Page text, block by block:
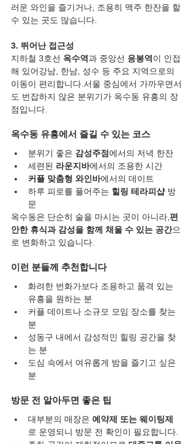
러운 와인을 즐기거나, 조용히 맥주 한잔을 할
수 있는 곳도 많습니다.
3. 뛰어난 접근성
지하철 3호선 옥수역과 중앙선 응봉역 이 인접
해 있어강남, 한남, 성수 등 주요 지역으로의
이동이 편리합니다.서울 중심에서 가까우면서
도 번잡하지 않은 분위기가 옥수동 유흥의 장
점입니다.
옥수동 유흥에서 즐길 수 있는 코스
분위기 좋은 감성주점에서의 저녁 한잔
세련된 라운지바에서의 조용한 시간
커플 맞춤형 와인바에서의 데이트
하루 피로를 풀어주는 힐링 테라피샵 방
문
옥수동은 단순히 술을 마시는 곳이 아니라, 편
안한 휴식과 감성을 함께 채울 수 있는 공간으
로 변화하고 있습니다.
이런 분들께 추천합니다
화려한 번화가보다 조용하고 품격 있는
유흥을 원하는 분
커플 데이트나 소규모 모임 장소를 찾는
분
성동구 내에서 감성적인 힐링 공간을 찾
는 분
도심 속에서 여유롭게 밤을 즐기고 싶은
분
방문 전 알아두면 좋은 팁
대부분의 매장은 예약제 또는 웨이팅제
로 운영되니 방문 전 확인이 필요합니다.